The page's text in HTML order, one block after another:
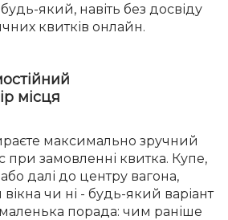
який, навіть без досвіду
квитків онлайн.
місця
максимально зручний
при замовленні квитка. Купе,
далі до центру вагона,
чи ні - будь-який варіант
порада: чим раніше